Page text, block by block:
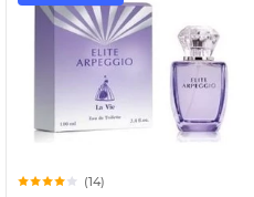
(14)